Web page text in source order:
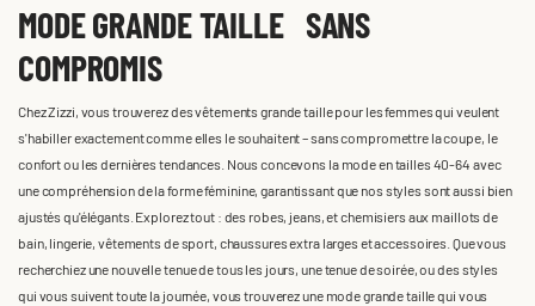
MODE GRANDE TAILLE SANS
COMPROMIS
Chez Zizzi, vous trouverez des vêtements grande taille pour les femmes qui veulent
s'habiller exactement comme elles le souhaitent – sans compromettre la coupe, le
confort ou les dernières tendances. Nous concevons la mode en tailles 40-64 avec
une compréhension de la forme féminine, garantissant que nos styles sont aussi bien
ajustés qu'élégants. Explorez tout : des robes, jeans, et chemisiers aux maillots de
bain, lingerie, vêtements de sport, chaussures extra larges et accessoires. Que vous
recherchiez une nouvelle tenue de tous les jours, une tenue de soirée, ou des styles
qui vous suivent toute la journée, vous trouverez une mode grande taille qui vous